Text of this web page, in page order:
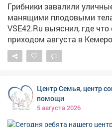
Грибники завалили
манящими плодовыми
VSE42.Ru выяснил, где что
приходом августа в
грибной бум: народные
аппетитных грибочков,
роскошные трофеи, а
что разбирать лесное
Центр Семья, центр
помощи
5 августа 2026